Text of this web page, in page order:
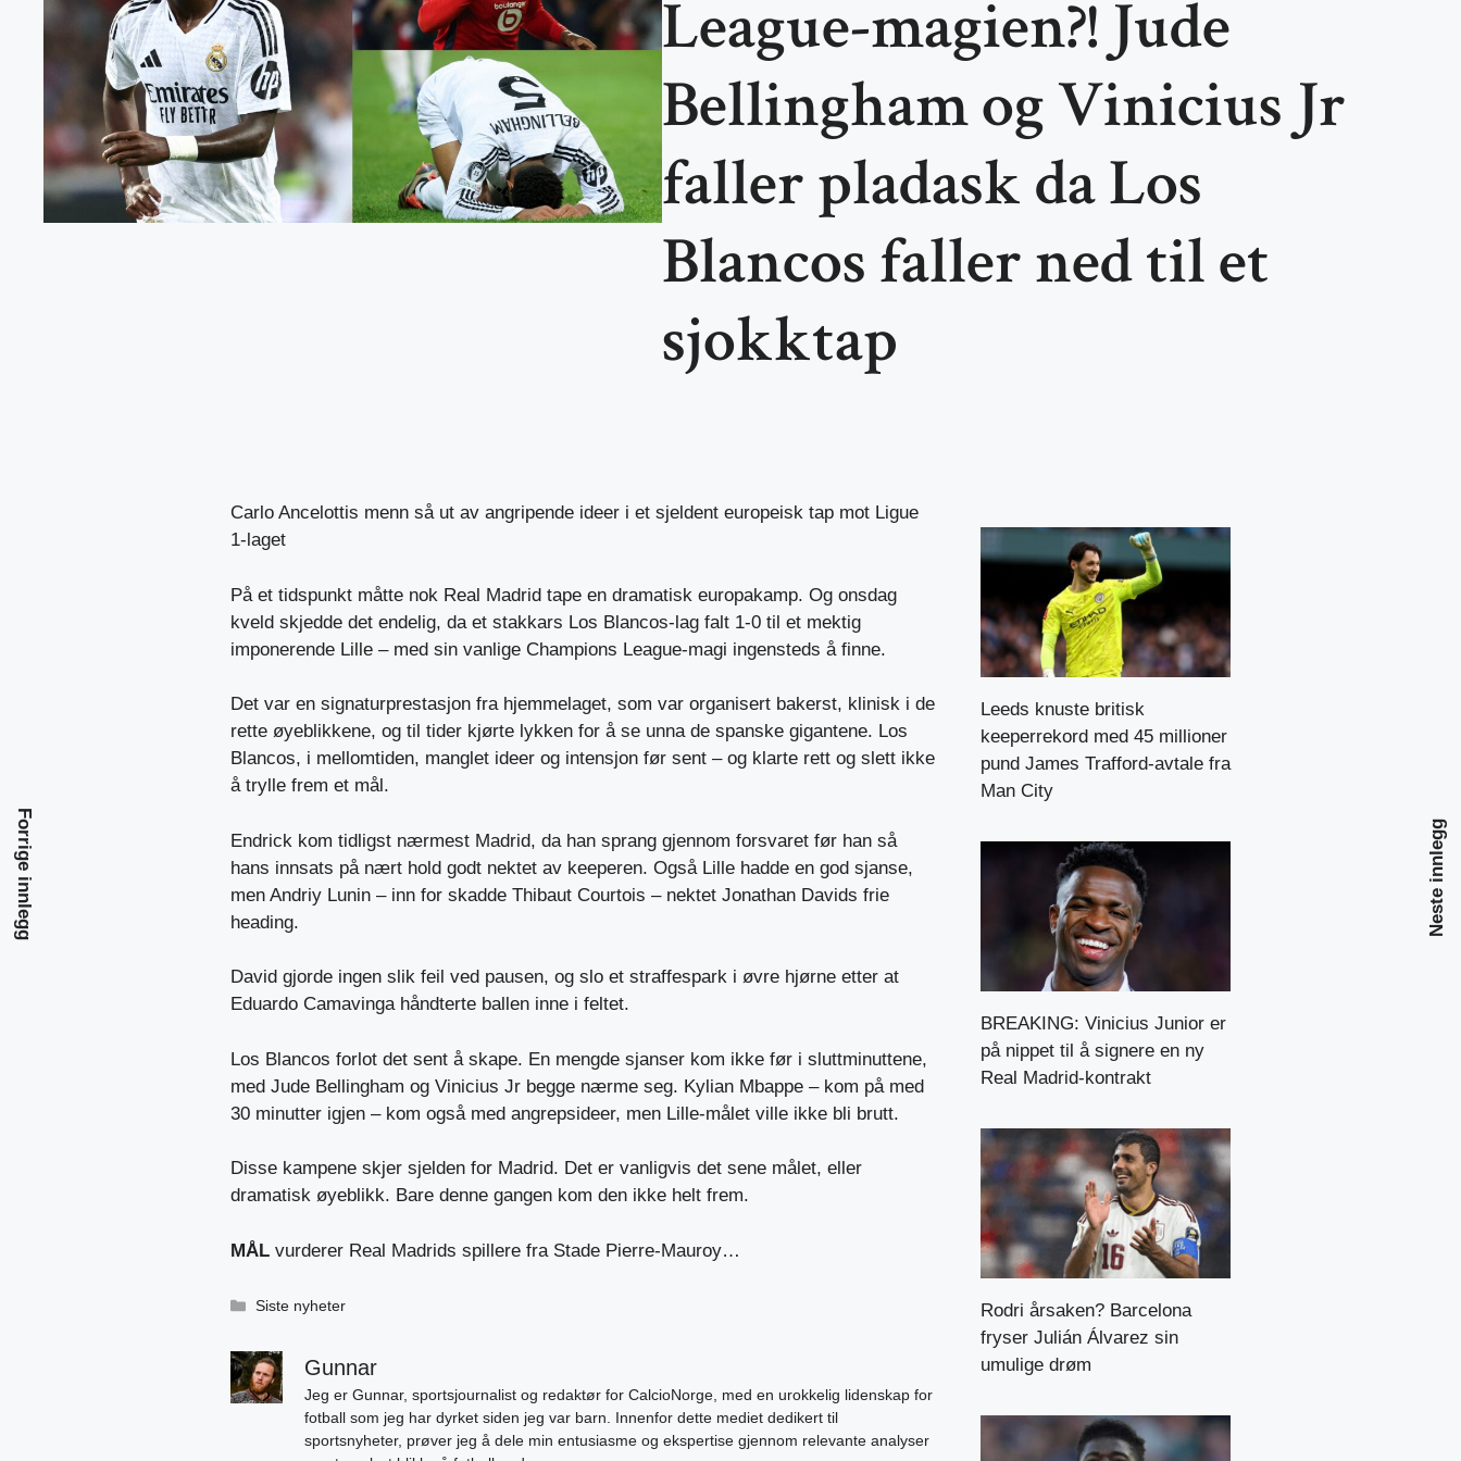
League-magien?! Jude
Bellingham og Vinicius Jr
faller pladask da Los
Blancos faller ned til et
sjokktap
Carlo Ancelottis menn så ut av angripende ideer i et sjeldent europeisk tap mot Ligue
1-laget
På et tidspunkt måtte nok Real Madrid tape en dramatisk europakamp. Og onsdag
kveld skjedde det endelig, da et stakkars Los Blancos-lag falt 1-0 til et mektig
imponerende Lille – med sin vanlige Champions League-magi ingensteds å finne.
Det var en signaturprestasjon fra hjemmelaget, som var organisert bakerst, klinisk i de
rette øyeblikkene, og til tider kjørte lykken for å se unna de spanske gigantene. Los
Blancos, i mellomtiden, manglet ideer og intensjon før sent – ​​og klarte rett og slett ikke
å trylle frem et mål.
Endrick kom tidligst nærmest Madrid, da han sprang gjennom forsvaret før han så
hans innsats på nært hold godt nektet av keeperen. Også Lille hadde en god sjanse,
men Andriy Lunin – inn for skadde Thibaut Courtois – nektet Jonathan Davids frie
heading.
David gjorde ingen slik feil ved pausen, og slo et straffespark i øvre hjørne etter at
Eduardo Camavinga håndterte ballen inne i feltet.
Los Blancos forlot det sent å skape. En mengde sjanser kom ikke før i sluttminuttene,
med Jude Bellingham og Vinicius Jr begge nærme seg. Kylian Mbappe – kom på med
30 minutter igjen – kom også med angrepsideer, men Lille-målet ville ikke bli brutt.
Disse kampene skjer sjelden for Madrid. Det er vanligvis det sene målet, eller
dramatisk øyeblikk. Bare denne gangen kom den ikke helt frem.
MÅL vurderer Real Madrids spillere fra Stade Pierre-Mauroy…
Kategorier
Siste nyheter
Gunnar
Jeg er Gunnar, sportsjournalist og redaktør for CalcioNorge, med en urokkelig lidenskap for
fotball som jeg har dyrket siden jeg var barn. Innenfor dette mediet dedikert til
sportsnyheter, prøver jeg å dele min entusiasme og ekspertise gjennom relevante analyser
Forrige innlegg Neste innlegg
Leeds knuste britisk
keeperrekord med 45 millioner
pund James Trafford-avtale fra
Man City
BREAKING: Vinicius Junior er
på nippet til å signere en ny
Real Madrid-kontrakt
Rodri årsaken? Barcelona
fryser Julián Álvarez sin
umulige drøm